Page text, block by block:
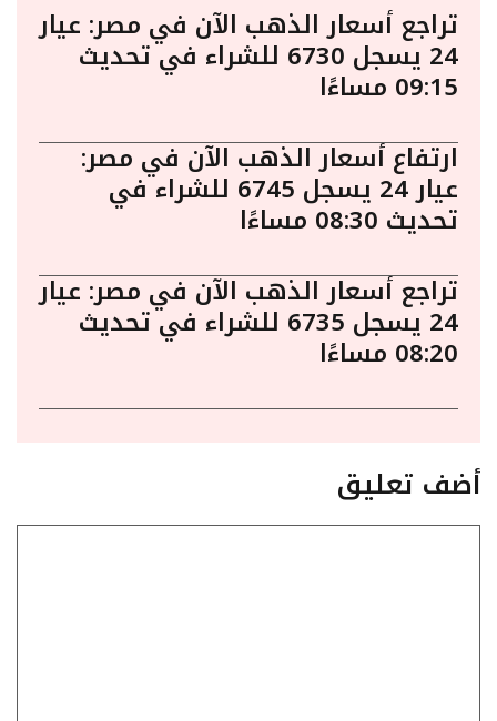
تراجع أسعار الذهب الآن في مصر: عيار
24 يسجل 6730 للشراء في تحديث
09:15 مساءًا
ارتفاع أسعار الذهب الآن في مصر:
عيار 24 يسجل 6745 للشراء في
تحديث 08:30 مساءًا
تراجع أسعار الذهب الآن في مصر: عيار
24 يسجل 6735 للشراء في تحديث
08:20 مساءًا
أضف تعليق